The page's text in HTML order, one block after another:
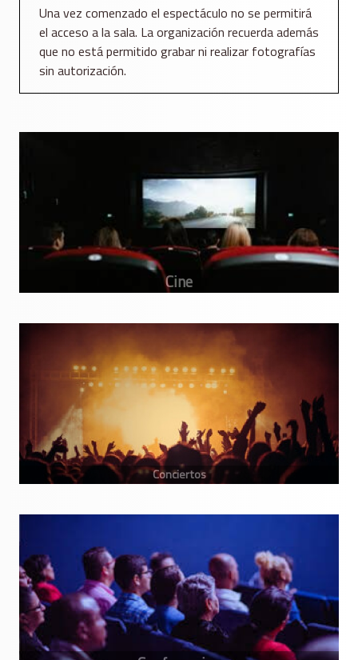
Una vez comenzado el espectáculo no se permitirá
el acceso a la sala. La organización recuerda además
que no está permitido grabar ni realizar fotografías
sin autorización.